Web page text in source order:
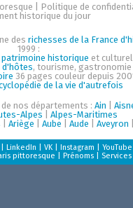
Politique de
historique du jour
des richesses de la France
1999 :
patrimoine historique et
d'hôtes, tourisme, gastronomie
36 pages couleur depuis
de la vie d'autrefois
nos départements :Ain |
Alpes
Alpes-Maritimes
|Ariège |Aube |Aude |Aveyron
|LinkedIn |VK |Instagram |YouTube
pittoresque |Prénoms Services